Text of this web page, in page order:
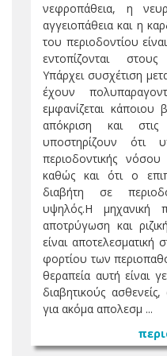
νεφροπάθεια, η
αγγειοπάθεια και η
του περιοδοντίου
εντοπίζονται
Υπάρχει συσχέτιση
έχουν
εμφανίζεται κάποιου
απόκριση και
υποστηρίζουν ότι
περιοδοντικής
καθώς και ότι ο
διαβήτη σε
υψηλός.Η μηχανική
αποτρύγωση και
είναι αποτελεσματική
φορτίου των
θεραπεία αυτή είναι
διαβητικούς ασθενείς,
για ακόμα απολεσμ ...